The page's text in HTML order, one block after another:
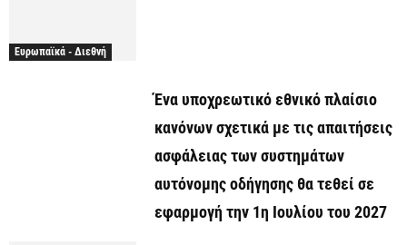
Ευρωπαϊκά - Διεθνή
Ένα υποχρεωτικό εθνικό πλαίσιο
κανόνων σχετικά με τις απαιτήσεις
ασφάλειας των συστημάτων
αυτόνομης οδήγησης θα τεθεί σε
εφαρμογή την 1η Ιουλίου του 2027